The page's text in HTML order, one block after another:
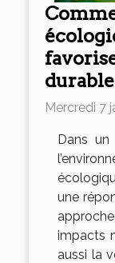
Mercredi 7
Dans
une
impacts
aussi la